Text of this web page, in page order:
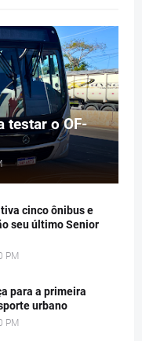
testar o OF-
cinco ônibus e
seu último Senior
PM
para a primeira
urbano
PM